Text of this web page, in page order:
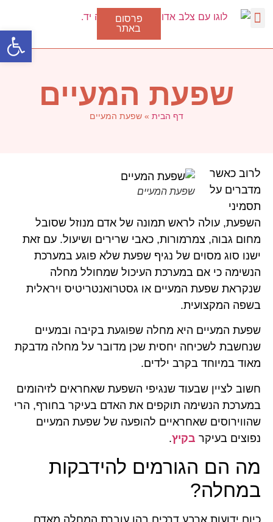
פתח
פרסום
באתר
שפעת המעיים
דף הבית » שפעת המעיים
שפעת המעיים
לרוב כאשר
מדברים על
תסמיני
השפעת, עולה לראש תמונה של אדם מנוזל שסובל
מחום גבוה, צמרמורות, כאבי שרירים ושיעול. עם זאת
ישנו סוג מסוים של נגיף שפעת שלא פוגע במערכת
הנשימה כי אם במערכת העיכול שמחולל מחלה
שנקראת שפעת המעיים או גסטרואנטריטיס ויראלית
בשפה המקצועית.
שפעת המעיים היא מחלה שפוגעת בקיבה ובמעיים
שנחשבת לשכיחה יחסית שכן מדובר על מחלה מדבקת
מאוד במיוחד בקרב ילדים.
חשוב לציין שבעוד שנגיפי השפעת שאחראים לזיהומים
במערכת הנשימה תוקפים את האדם בעיקר בחורף, הרי
שהווירוסים שאחראיים להופעה של שפעת המעיים
נפוצים בעיקר בקיץ.
מה הם הגורמים להידבקות
במחלה?